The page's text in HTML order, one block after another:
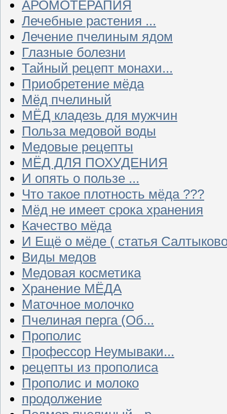
АРОМОТЕРАПИЯ
Лечебные растения ...
Лечение пчелиным ядом
Глазные болезни
Тайный рецепт монахи...
Приобретение мёда
Мёд пчелиный
МЁД кладезь для мужчин
Польза медовой воды
Медовые рецепты
МЁД ДЛЯ ПОХУДЕНИЯ
И опять о пользе ...
Что такое плотность мёда ???
Мёд не имеет срока хранения
Качество мёда
И Ещё о мёде ( статья
Виды медов
Медовая косметика
Хранение МЁДА
Маточное молочко
Пчелиная перга (Об...
Прополис
Профессор Неумываки...
рецепты из прополиса
Прополис и молоко
продолжение